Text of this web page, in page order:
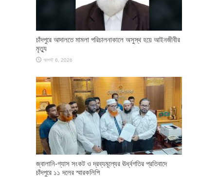
চাঁদপুরে আদালতে মামলা পরিচালনাকালে অসুস্থ হয়ে আইনজীবীর
মৃত্যু
আগস্ট 6, 2026
জ্বালানি-গ্যাস সংকট ও দ্রব্যমূল্যের ঊর্ধ্বগতির প্রতিবাদে
চাঁদপুরে ১১ দলের স্মারকলিপি